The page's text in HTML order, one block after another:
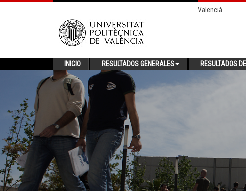
Valencià
INICIO RESULTADOS GENERALES RESULTADOS